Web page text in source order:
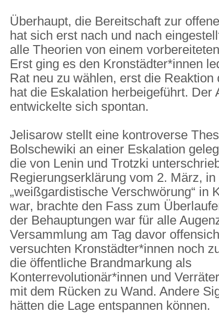
Überhaupt, die Bereitschaft zur
hat sich erst nach und nach
alle Theorien von einem
Erst ging es den Kronstädter*innen
Rat neu zu wählen, erst die Reaktion
hat die Eskalation herbeigeführt. Der
entwickelte sich spontan.
Jelisarow stellt eine kontroverse
Bolschewiki an einer Eskalation
die von Lenin und Trotzki
Regierungserklärung vom 2. März,
„weißgardistische Verschwörung“ in
war, brachte den Fass zum
der Behauptungen war für alle
Versammlung am Tag davor
versuchten Kronstädter*innen noch
die öffentliche Brandmarkung als
Konterrevolutionär*innen und
mit dem Rücken zu Wand. Andere
hätten die Lage entspannen können.